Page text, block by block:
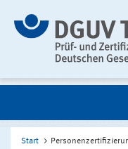
Start